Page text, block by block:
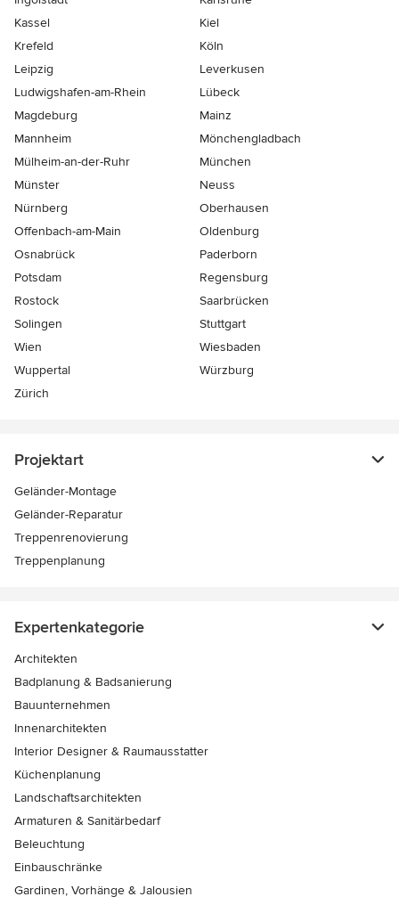
Kassel
Kiel
Krefeld
Köln
Leipzig
Leverkusen
Ludwigshafen-am-Rhein
Lübeck
Magdeburg
Mainz
Mannheim
Mönchen­gladbach
Mülheim-an-der-Ruhr
München
Münster
Neuss
Nürnberg
Oberhausen
Offenbach-am-Main
Oldenburg
Osnabrück
Paderborn
Potsdam
Regensburg
Rostock
Saarbrücken
Solingen
Stuttgart
Wien
Wiesbaden
Wuppertal
Würzburg
Zürich
Projektart
Geländer-Montage
Geländer-Reparatur
Treppenrenovierung
Treppenplanung
Expertenkategorie
Architekten
Badplanung & Badsanierung
Bauunternehmen
Innenarchitekten
Interior Designer & Raumausstatter
Küchenplanung
Landschaftsarchitekten
Armaturen & Sanitärbedarf
Beleuchtung
Einbauschränke
Gardinen, Vorhänge & Jalousien